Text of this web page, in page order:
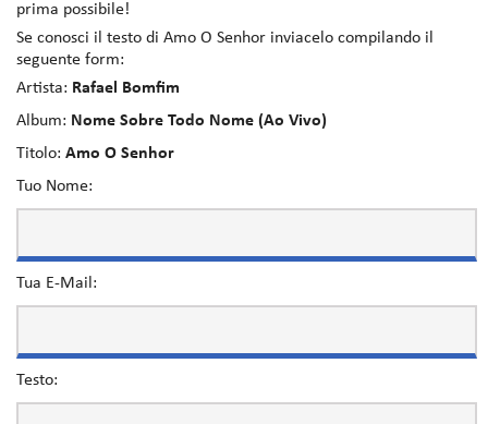
prima possibile!
Se conosci il testo di Amo O Senhor inviacelo compilando il
seguente form:
Artista: Rafael Bomfim
Album: Nome Sobre Todo Nome (Ao Vivo)
Titolo: Amo O Senhor
Tuo Nome:
Tua E-Mail:
Testo: